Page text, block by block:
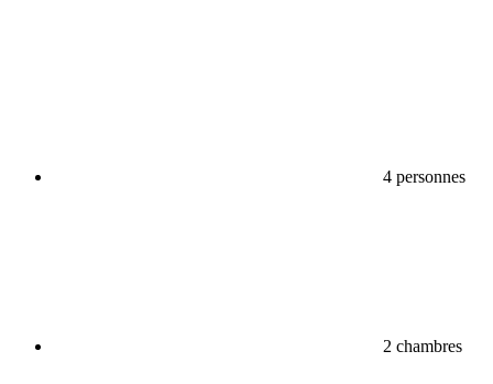
4 personnes
2 chambres